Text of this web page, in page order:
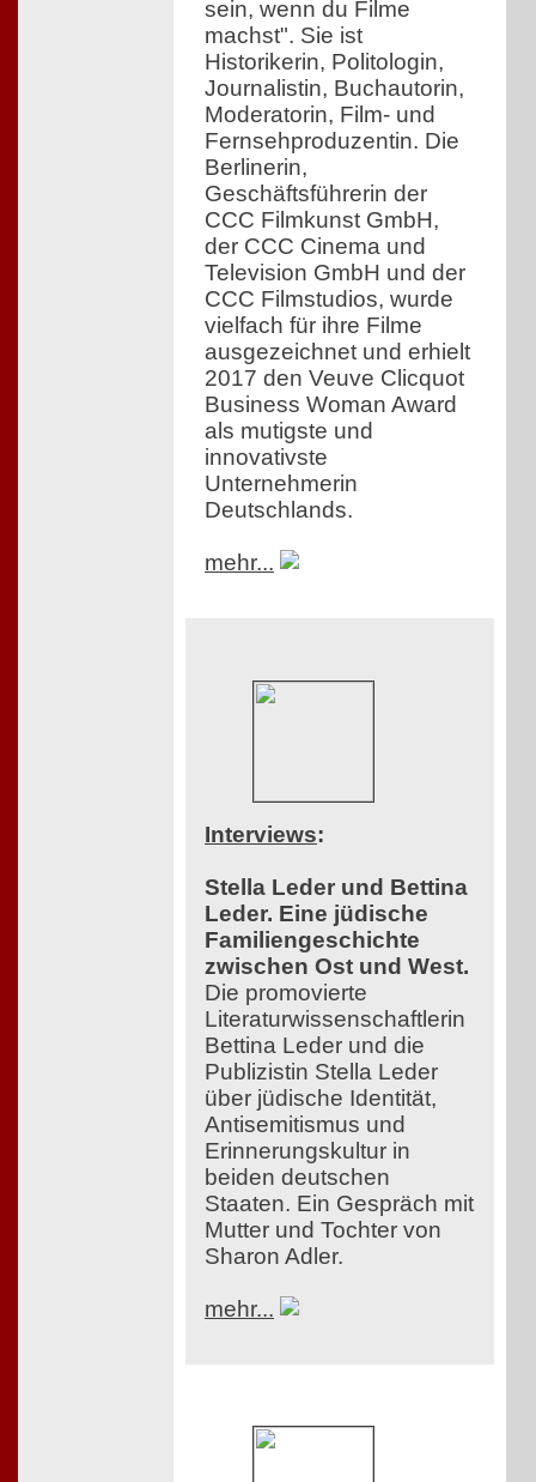
sein, wenn du Filme
machst". Sie ist
Historikerin, Politologin,
Journalistin, Buchautorin,
Moderatorin, Film- und
Fernsehproduzentin. Die
Berlinerin,
Geschäftsführerin der
CCC Filmkunst GmbH,
der CCC Cinema und
Television GmbH und der
CCC Filmstudios, wurde
vielfach für ihre Filme
ausgezeichnet und erhielt
2017 den Veuve Clicquot
Business Woman Award
als mutigste und
innovativste
Unternehmerin
Deutschlands.
mehr...
Interviews:
Stella Leder und Bettina
Leder. Eine jüdische
Familiengeschichte
zwischen Ost und West.
Die promovierte
Literaturwissenschaftlerin
Bettina Leder und die
Publizistin Stella Leder
über jüdische Identität,
Antisemitismus und
Erinnerungskultur in
beiden deutschen
Staaten. Ein Gespräch mit
Mutter und Tochter von
Sharon Adler.
mehr...